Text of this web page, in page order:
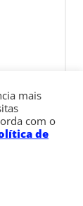
mais
com o
de